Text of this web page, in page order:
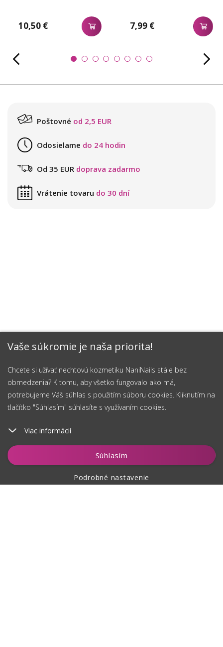
Vaše súkromie je naša priorita!
Chcete si užívať nechtovú kozmetiku NaniNails stále bez
obmedzenia? K tomu, aby všetko fungovalo ako má,
potrebujeme Váš súhlas s použitím súboru cookies. Kliknutím na
tlačítko "Súhlasím" súhlasíte s využívaním cookies.
Viac informácií
Súhlasím
Podrobné nastavenie
Vložiť do košíka
10,50 € 7,99 €
Poštovné od 2,5 EUR
Odosielame do 24 hodin
Od 35 EUR doprava zadarmo
Vrátenie tovaru do 30 dní